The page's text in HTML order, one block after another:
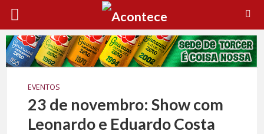
EVENTOS
23 de novembro: Show com
Leonardo e Eduardo Costa